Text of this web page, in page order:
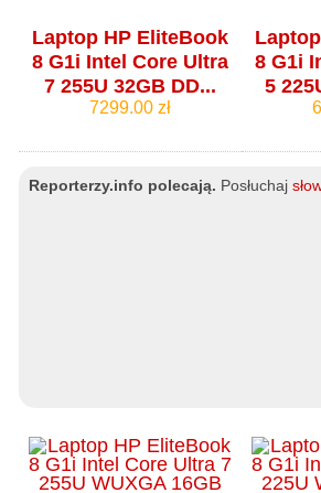
Laptop HP EliteBook
8 G1i Intel Core Ultra
7 255U 32GB DD...
7299.00 zł
8 G1i
5
Reporterzy.info polecają. Posłuchaj